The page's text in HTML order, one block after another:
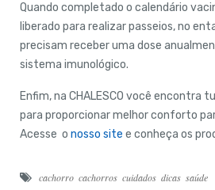
Quando completado o calendário
liberado para realizar passeios, no
precisam receber uma dose
sistema imunológico.
Enfim, na CHALESCO você encontra
para proporcionar melhor conforto
Acesse o nosso site e conheça os
cachorro cachorros cuidados dicas saúde